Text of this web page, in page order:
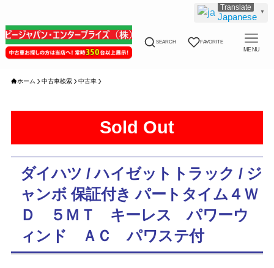
SEARCH FAVORITE
MENU
ホーム 中古車検索 中古車
Sold Out
ダイハツ / ハイゼットトラック / ジ
ャンボ 保証付き パートタイム４Ｗ
Ｄ ５ＭＴ キーレス パワーウ
ィンド ＡＣ パワステ付
Japanese ▼